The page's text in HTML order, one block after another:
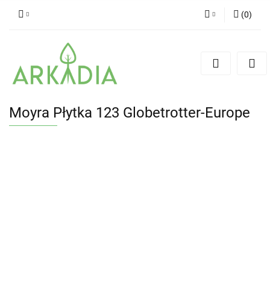
(0)
Moyra Płytka 123 Globetrotter-Europe